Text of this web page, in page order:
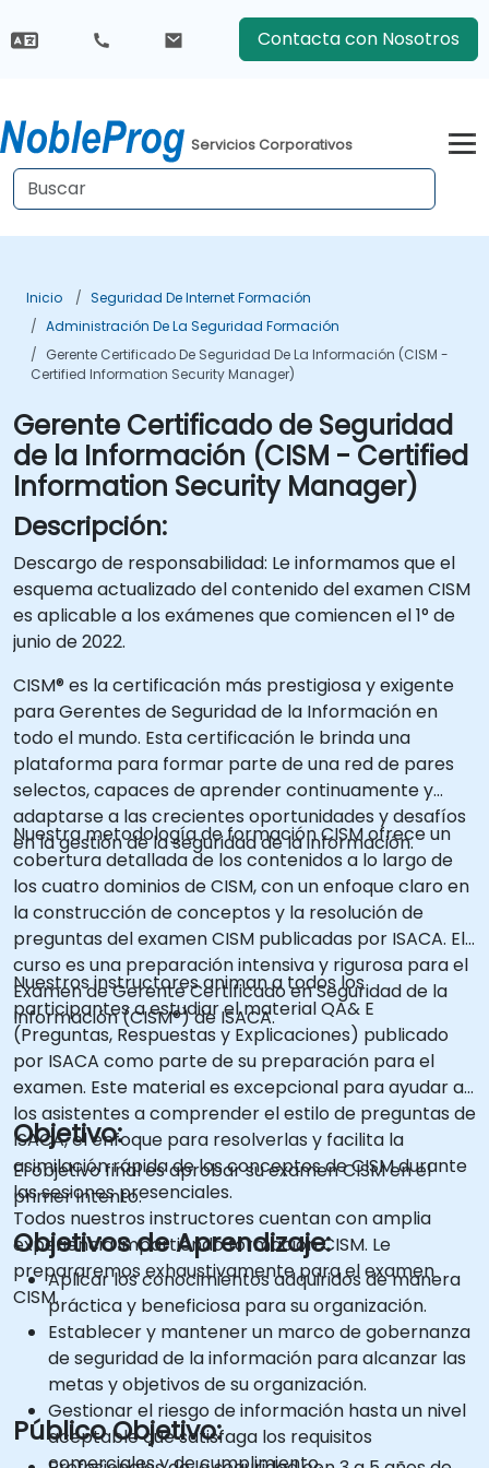
Contacta con Nosotros
Servicios Corporativos
Inicio
Seguridad De Internet Formación
Administración De La Seguridad Formación
Gerente Certificado De Seguridad De La Información (CISM -
Certified Information Security Manager)
Gerente Certificado de Seguridad
de la Información (CISM - Certified
Information Security Manager)
Descripción:
Descargo de responsabilidad: Le informamos que el
esquema actualizado del contenido del examen CISM
es aplicable a los exámenes que comiencen el 1° de
junio de 2022.
CISM® es la certificación más prestigiosa y exigente
para Gerentes de Seguridad de la Información en
todo el mundo. Esta certificación le brinda una
plataforma para formar parte de una red de pares
selectos, capaces de aprender continuamente y
adaptarse a las crecientes oportunidades y desafíos
en la gestión de la seguridad de la información.
Nuestra metodología de formación CISM ofrece un
cobertura detallada de los contenidos a lo largo de
los cuatro dominios de CISM, con un enfoque claro en
la construcción de conceptos y la resolución de
preguntas del examen CISM publicadas por ISACA. El
curso es una preparación intensiva y rigurosa para el
Examen de Gerente Certificado en Seguridad de la
Información (CISM®) de ISACA.
Nuestros instructores animan a todos los
participantes a estudiar el material QA& E
(Preguntas, Respuestas y Explicaciones) publicado
por ISACA como parte de su preparación para el
examen. Este material es excepcional para ayudar a
los asistentes a comprender el estilo de preguntas de
ISACA, el enfoque para resolverlas y facilita la
asimilación rápida de los conceptos de CISM durante
las sesiones presenciales.
Todos nuestros instructores cuentan con amplia
experiencia impartiendo formación CISM. Le
prepararemos exhaustivamente para el examen
CISM.
Objetivo:
El objetivo final es aprobar su examen CISM en el
primer intento.
Objetivos de Aprendizaje:
Aplicar los conocimientos adquiridos de manera
práctica y beneficiosa para su organización.
Establecer y mantener un marco de gobernanza
de seguridad de la información para alcanzar las
metas y objetivos de su organización.
Gestionar el riesgo de información hasta un nivel
aceptable que satisfaga los requisitos
Público Objetivo: